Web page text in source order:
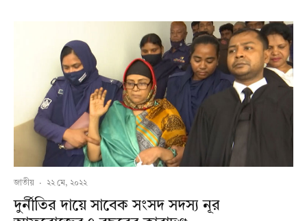
জাতীয় · ২২ মে, ২০২২
দুর্নীতির দায়ে সাবেক সংসদ সদস্য নূর